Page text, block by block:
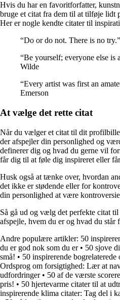
Hvis du har en favoritforfatter,
bruge et citat fra dem til at tilføje lidt
Her er nogle kendte citater til
“Do or do not. There is no
“Be yourself; everyone else is
Wilde
“Every artist was first an
Emerson
At vælge det rette citat
Når du vælger et citat til dit
der afspejler din personlighed og
definerer dig og hvad du gerne vil
får dig til at føle dig inspireret eller
Husk også at tænke over, hvordan
det ikke er stødende eller for
din personlighed at være
Så gå ud og vælg det perfekte citat
afspejle, hvem du er og hvad du står
Andre populære artikler: 50
du er god nok som du er• 50 sjove
små! • 50 inspirerende bogrelaterede
Ordsprog om forsigtighed: Lær at
udfordringer• 50 af de værste
pris! • 50 hjertevarme citater til at
inspirerende klima citater: Tag del i